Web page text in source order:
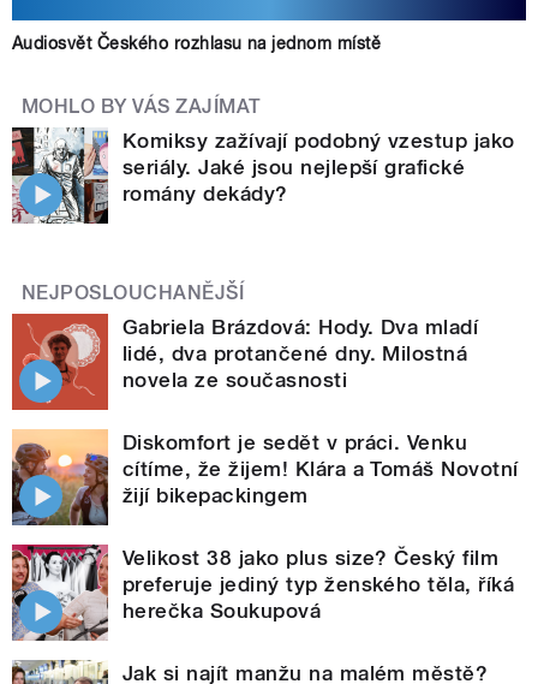
Audiosvět Českého rozhlasu na jednom místě
MOHLO BY VÁS ZAJÍMAT
Komiksy zažívají podobný vzestup jako
seriály. Jaké jsou nejlepší grafické
romány dekády?
NEJPOSLOUCHANĚJŠÍ
Gabriela Brázdová: Hody. Dva mladí
lidé, dva protančené dny. Milostná
novela ze současnosti
Diskomfort je sedět v práci. Venku
cítíme, že žijem! Klára a Tomáš Novotní
žijí bikepackingem
Velikost 38 jako plus size? Český film
preferuje jediný typ ženského těla, říká
herečka Soukupová
Jak si najít manžu na malém městě?